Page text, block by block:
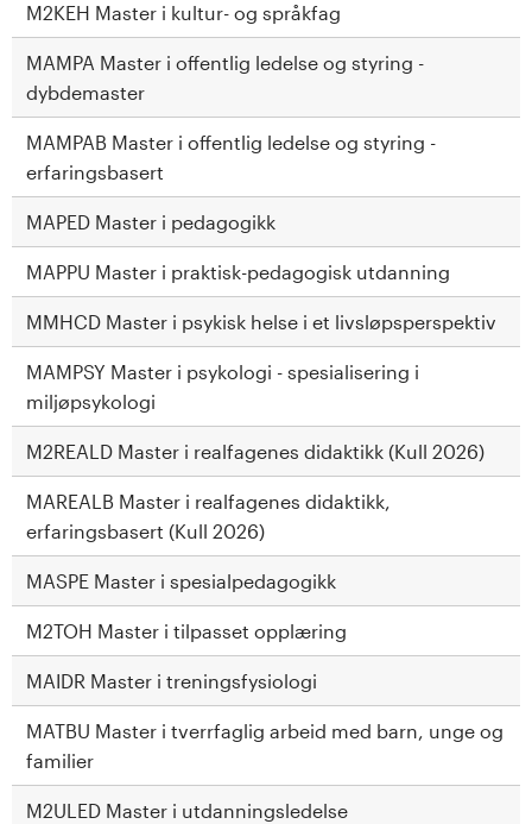
M2KEH Master i kultur- og språkfag
MAMPA Master i offentlig ledelse og styring -
dybdemaster
MAMPAB Master i offentlig ledelse og styring -
erfaringsbasert
MAPED Master i pedagogikk
MAPPU Master i praktisk-pedagogisk utdanning
MMHCD Master i psykisk helse i et livsløpsperspektiv
MAMPSY Master i psykologi - spesialisering i
miljøpsykologi
M2REALD Master i realfagenes didaktikk (Kull 2026)
MAREALB Master i realfagenes didaktikk,
erfaringsbasert (Kull 2026)
MASPE Master i spesialpedagogikk
M2TOH Master i tilpasset opplæring
MAIDR Master i treningsfysiologi
MATBU Master i tverrfaglig arbeid med barn, unge og
familier
M2ULED Master i utdanningsledelse